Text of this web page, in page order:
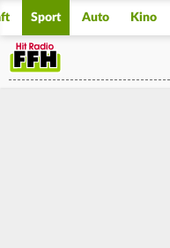
Sport Auto Kino